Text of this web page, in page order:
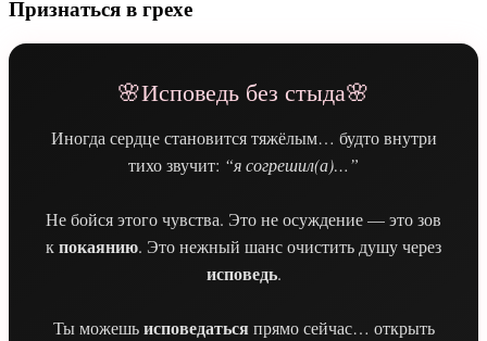
Признаться в грехе
🌸Исповедь без стыда🌸
Иногда сердце становится тяжёлым… будто внутри
тихо звучит: “я согрешил(а)…”
Не бойся этого чувства. Это не осуждение — это зов
кпокаянию. Это нежный шанс очистить душу через
исповедь.
Ты можешьисповедатьсяпрямо сейчас… открыть